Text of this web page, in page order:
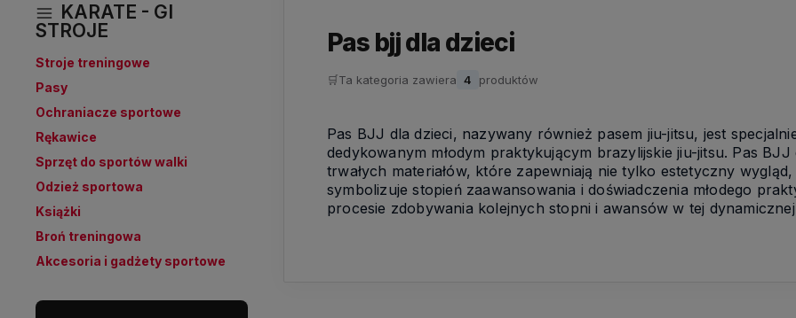
KARATE - GI
STROJE
Stroje treningowe
Pasy
Ochraniacze sportowe
Rękawice
Sprzęt do sportów walki
Odzież sportowa
Książki
Broń treningowa
Akcesoria i gadżety sportowe
Pas bjj dla dzieci
🛒Ta kategoria zawiera 4 produktów
Pas BJJ dla dzieci, nazywany również pasem jiu-jitsu, jest
dedykowanym młodym praktykującym brazylijskie jiu-jitsu. Pas
trwałych materiałów, które zapewniają nie tylko estetyczny
symbolizuje stopień zaawansowania i doświadczenia młodego
procesie zdobywania kolejnych stopni i awansów w tej